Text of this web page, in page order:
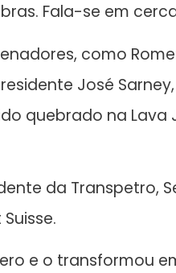
Fala-se em
como
José
quebrado na
da Transpetro,
e o transformou